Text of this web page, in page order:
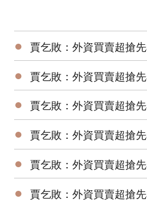
● 賈乞敗：外資買賣超搶先看
● 賈乞敗：外資買賣超搶先看
● 賈乞敗：外資買賣超搶先看
● 賈乞敗：外資買賣超搶先看
● 賈乞敗：外資買賣超搶先看
● 賈乞敗：外資買賣超搶先看